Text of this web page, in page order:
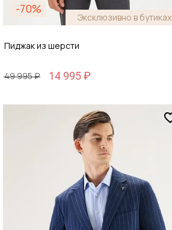
-70%
Эксклюзивно в бутиках
Пиджак из шерсти
49 995 ₽ 14 995 ₽
Добавить в корзину